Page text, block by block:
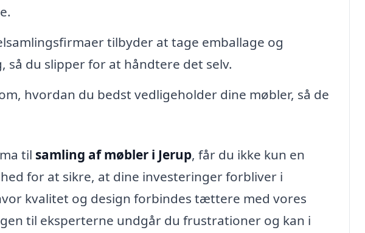
tilbyder at tage emballage og
så du slipper for at håndtere det selv.
hvordan du bedst vedligeholder dine møbler, så de
til samling af møbler i Jerup, får du ikke kun en
for at sikre, at dine investeringer forbliver i
kvalitet og design forbindes tættere med vores
til eksperterne undgår du frustrationer og kan i